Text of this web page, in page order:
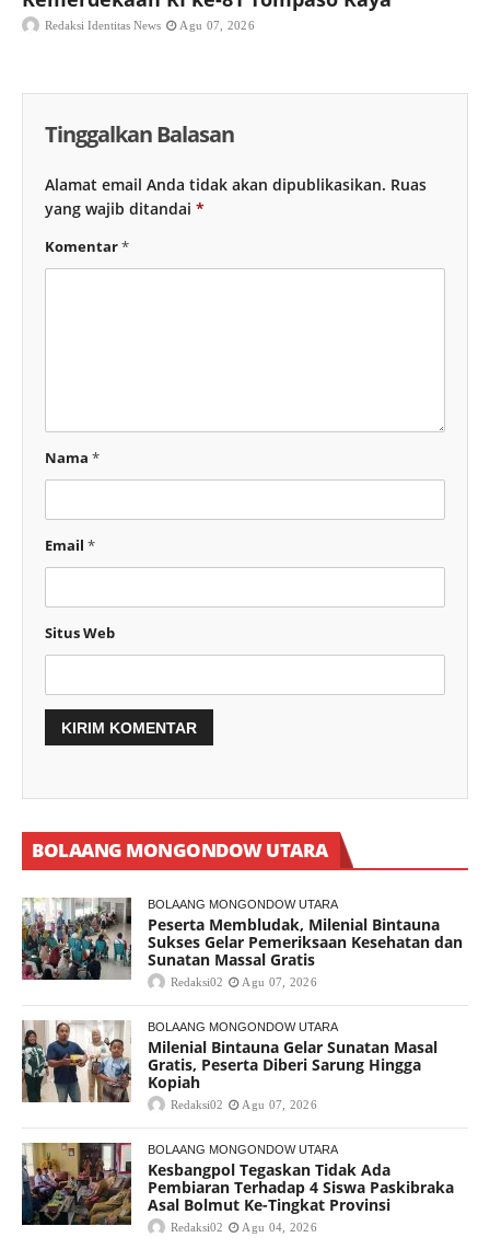
Redaksi Identitas News Agu 07, 2026
Tinggalkan Balasan
Alamat email Anda tidak akan dipublikasikan. Ruas
yang wajib ditandai *
Komentar*
Nama *
Email *
Situs Web
BOLAANG MONGONDOW UTARA
BOLAANG MONGONDOW UTARA
Peserta Membludak, Milenial Bintauna
Sukses Gelar Pemeriksaan Kesehatan dan
Sunatan Massal Gratis
Redaksi02 Agu 07, 2026
BOLAANG MONGONDOW UTARA
Milenial Bintauna Gelar Sunatan Masal
Gratis, Peserta Diberi Sarung Hingga
Kopiah
Redaksi02 Agu 07, 2026
BOLAANG MONGONDOW UTARA
Kesbangpol Tegaskan Tidak Ada
Pembiaran Terhadap 4 Siswa Paskibraka
Asal Bolmut Ke-Tingkat Provinsi
Redaksi02 Agu 04, 2026